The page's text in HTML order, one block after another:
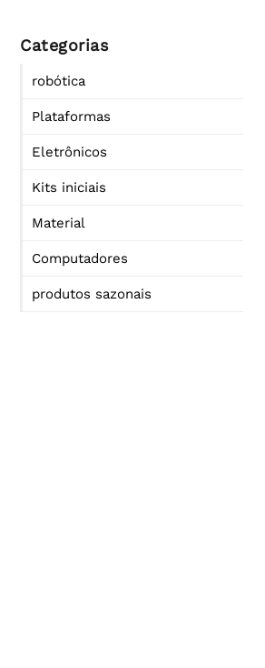
Categorias
robótica
Plataformas
Eletrônicos
Kits iniciais
Material
Computadores
produtos sazonais